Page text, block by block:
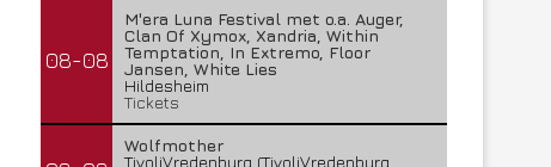
08-08
M'era Luna Festival met o.a. Auger,
Clan Of Xymox, Xandria, Within
Temptation, In Extremo, Floor
Jansen, White Lies
Hildesheim
Tickets
Wolfmother
TivoliVredenburg (TivoliVredenburg